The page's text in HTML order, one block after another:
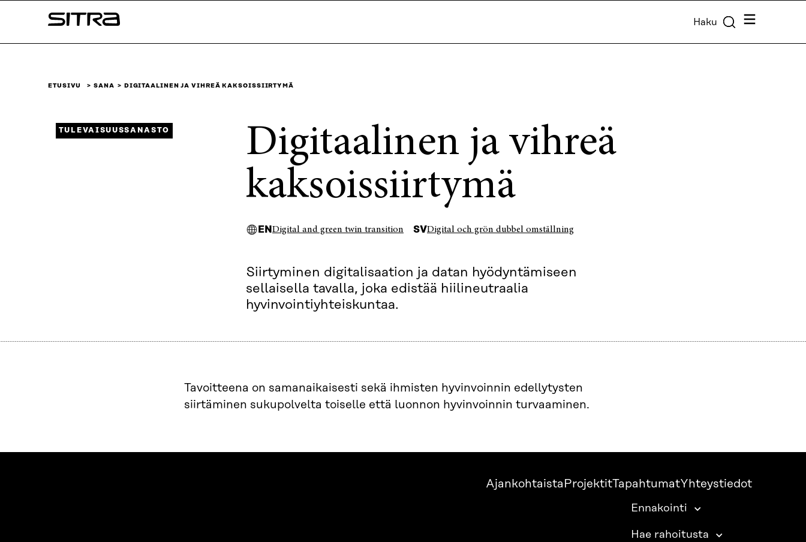
sisältöön
Sitra Haku Valikko
ETUSIVU SANA DIGITAALINEN JA VIHREÄ KAKSOISSIIRTYMÄ
Digitaalinen ja vihreä
kaksoissiirtymä
EN Digital and green twin transition SVDigital och grön dubbel omställning
Siirtyminen digitalisaation ja datan hyödyntämiseen
sellaisella tavalla, joka edistää hiilineutraalia
hyvinvointiyhteiskuntaa.
TULEVAISUUSSANASTO
Tavoitteena on samanaikaisesti sekä ihmisten hyvinvoinnin edellytysten
siirtäminen sukupolvelta toiselle että luonnon hyvinvoinnin turvaaminen.
Ajankohtaista ProjektitTapahtumatYhteystiedot
Ennakointi
Hae rahoitusta